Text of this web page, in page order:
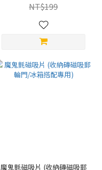
NT$199
魔鬼氈磁吸片 (收納磚磁吸郵